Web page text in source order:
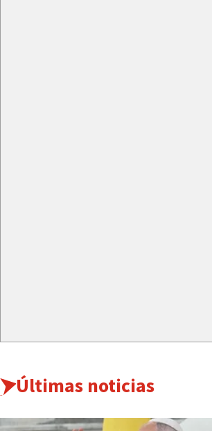
Últimas noticias